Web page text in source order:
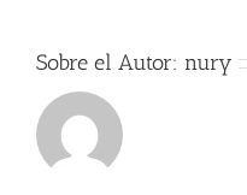
Sobre el Autor: nury